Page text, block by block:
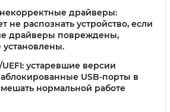
драйверы:
не распознать устройство, если
драйверы повреждены,
установлены.
устаревшие версии
USB-порты в
мешать нормальной работе